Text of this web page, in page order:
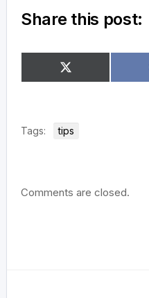
Share this post:
Dela
på
X
(Twitter)
Tags: tips
Comments are closed.